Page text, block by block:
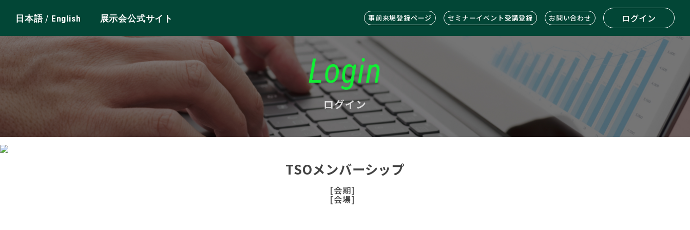
日本語/ English 展示会公式サイト 事前来場登録ページ セミナーイベント受講登録 お問い合わせ ログイン
Login
ログイン
TSOメンバーシップ
[会期]
[会場]